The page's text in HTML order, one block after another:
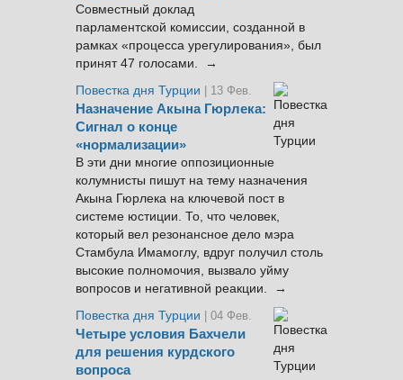
Совместный доклад
парламентской комиссии, созданной в
рамках «процесса урегулирования», был
принят 47 голосами. →
Повестка дня Турции
| 13 Фев.
Назначение Акына Гюрлека:
Сигнал о конце
«нормализации»
В эти дни многие оппозиционные
колумнисты пишут на тему назначения
Акына Гюрлека на ключевой пост в
системе юстиции. То, что человек,
который вел резонансное дело мэра
Стамбула Имамоглу, вдруг получил столь
высокие полномочия, вызвало уйму
вопросов и негативной реакции. →
Повестка дня Турции
| 04 Фев.
Четыре условия Бахчели
для решения курдского
вопроса